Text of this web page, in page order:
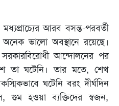
আরব বসন্ত-পরবর্তী
অনেক ভালো অবস্থানে রয়েছে।
সরকারবিরোধী আন্দোলনের পর
তা ঘটেনি। তার মতে, শেখ
ঘটেনি বরং দীর্ঘদিন
গুম হওয়া ব্যক্তিদের স্বজন,